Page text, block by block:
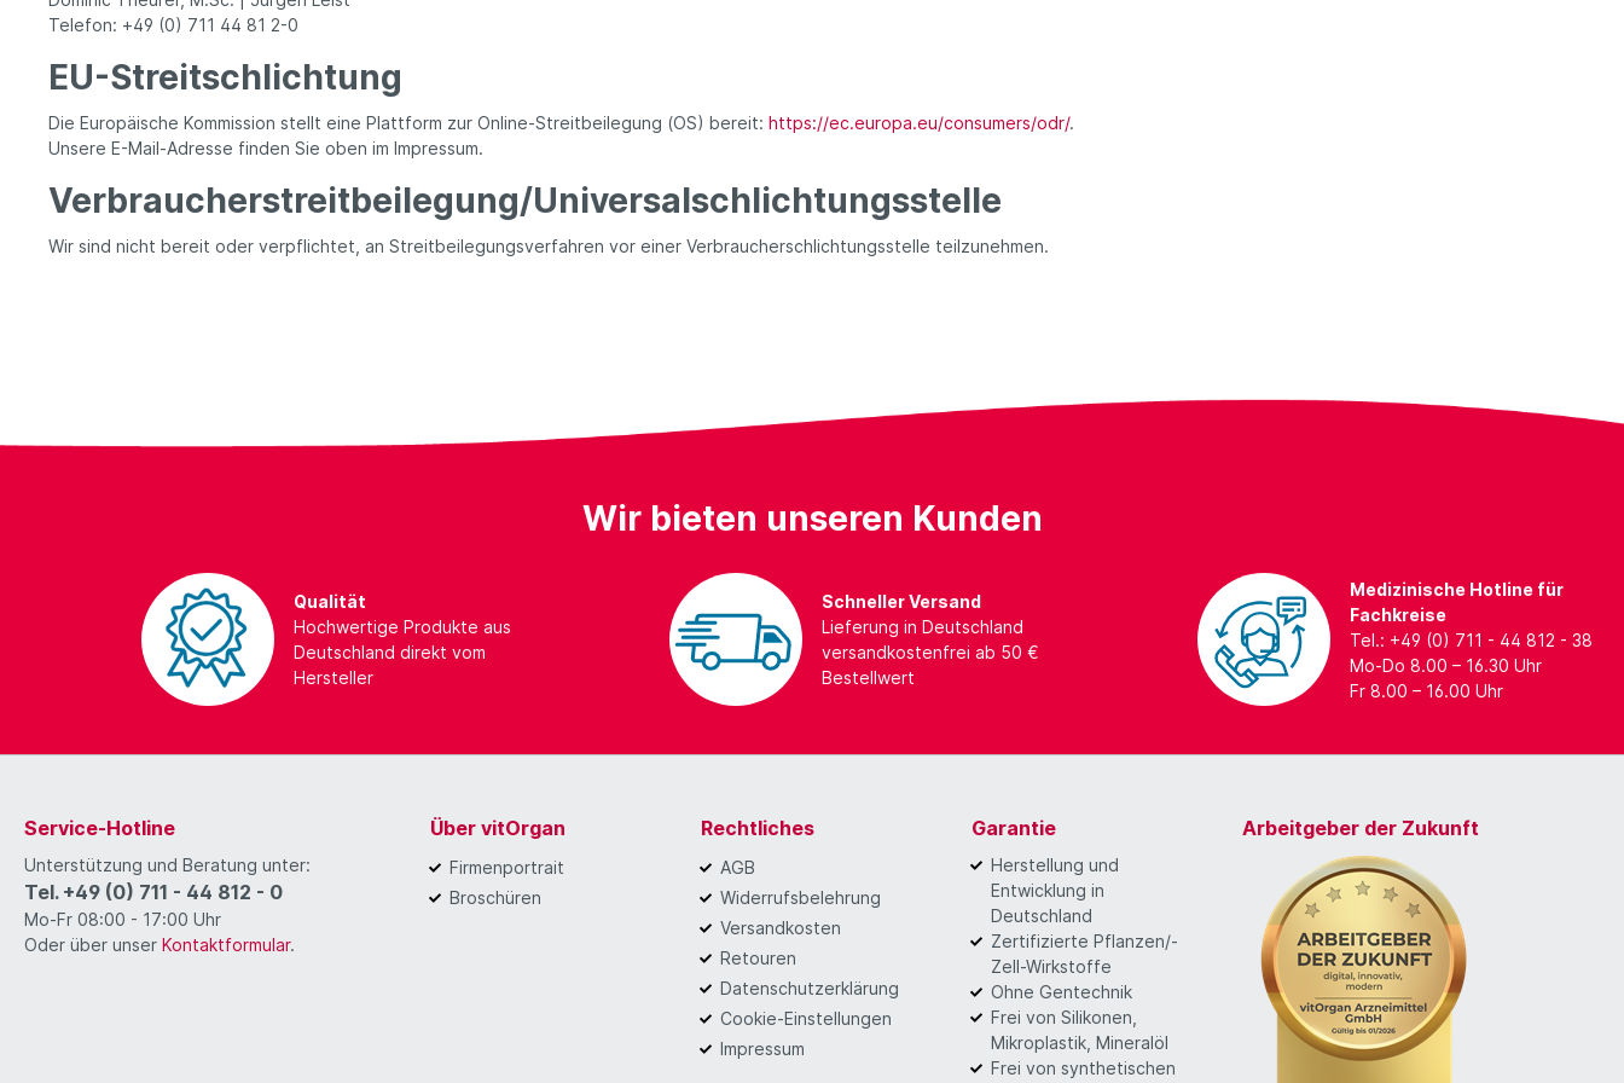
Telefon: +49 (0) 711 44 81 2-0
EU-Streitschlichtung
Die Europäische Kommission stellt eine Plattform zur Online-Streitbeilegung (OS) bereit: https://ec.europa.eu/consumers/odr/.
Unsere E-Mail-Adresse finden Sie oben im Impressum.
Verbraucher­streit­beilegung/Universal­schlichtungs­stelle
Wir sind nicht bereit oder verpflichtet, an Streitbeilegungsverfahren vor einer Verbraucherschlichtungsstelle teilzunehmen.
Wir bieten unseren Kunden
Qualität
Hochwertige Produkte aus
Deutschland direkt vom
Hersteller
Schneller Versand
Lieferung in Deutschland
versandkostenfrei ab 50 €
Bestellwert
Medizinische Hotline für
Fachkreise
Tel.: +49 (0) 711 - 44 812 - 38
Mo-Do 8.00 – 16.30 Uhr
Fr 8.00 – 16.00 Uhr
Service-Hotline
Unterstützung und Beratung unter:
Tel. +49 (0) 711 - 44 812 - 0
Mo-Fr 08:00 - 17:00 Uhr
Oder über unser Kontaktformular.
Über vitOrgan
Firmenportrait
Broschüren
Rechtliches
AGB
Widerrufsbelehrung
Versandkosten
Retouren
Datenschutzerklärung
Cookie-Einstellungen
Impressum
Garantie
Herstellung und
Entwicklung in
Deutschland
Zertifizierte Pflanzen/-
Zell-Wirkstoffe
Ohne Gentechnik
Frei von Silikonen,
Mikroplastik, Mineralöl
Frei von synthetischen
Arbeitgeber der Zukunft